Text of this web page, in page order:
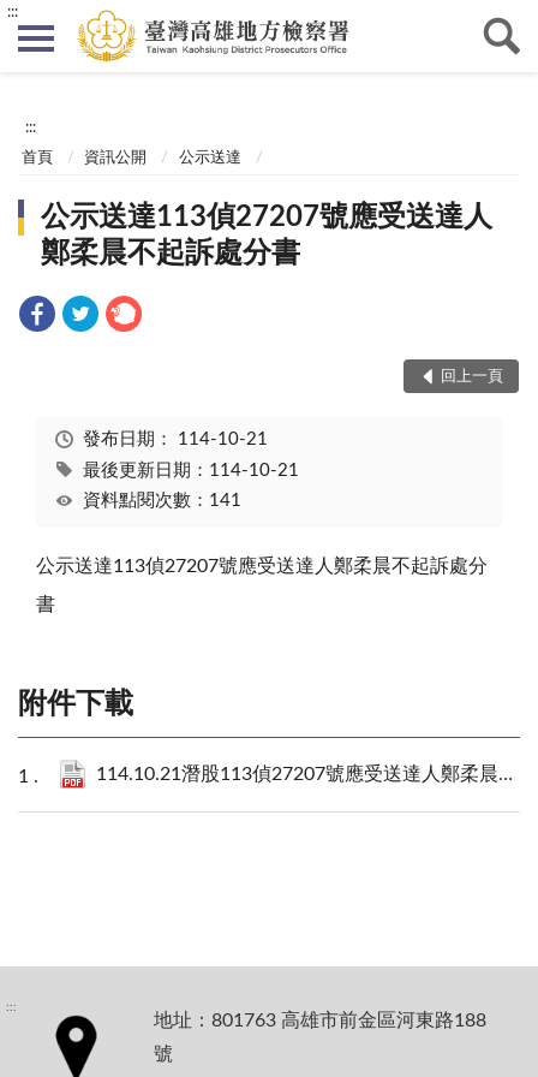
:::
:::
首頁 資訊公開 公示送達
公示送達113偵27207號應受送達人
鄭柔晨不起訴處分書
回上一頁
發布日期： 114-10-21
最後更新日期：114-10-21
資料點閱次數：141
公示送達113偵27207號應受送達人鄭柔晨不起訴處分
書
附件下載
114.10.21潛股113偵27207號應受送達人鄭柔晨不起訴處分書.pdf
:::
地址：801763 高雄市前金區河東路188
號